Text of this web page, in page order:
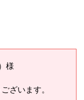
様
ざいます。